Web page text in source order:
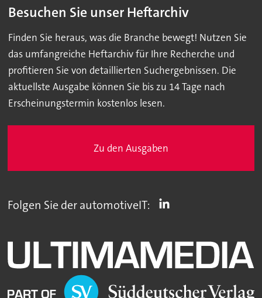
Besuchen Sie unser Heftarchiv
Finden Sie heraus, was die Branche bewegt! Nutzen Sie
das umfangreiche Heftarchiv für Ihre Recherche und
profitieren Sie von detaillierten Suchergebnissen. Die
aktuellste Ausgabe können Sie bis zu 14 Tage nach
Erscheinungstermin kostenlos lesen.
Zu den Ausgaben
Folgen Sie der automotiveIT: